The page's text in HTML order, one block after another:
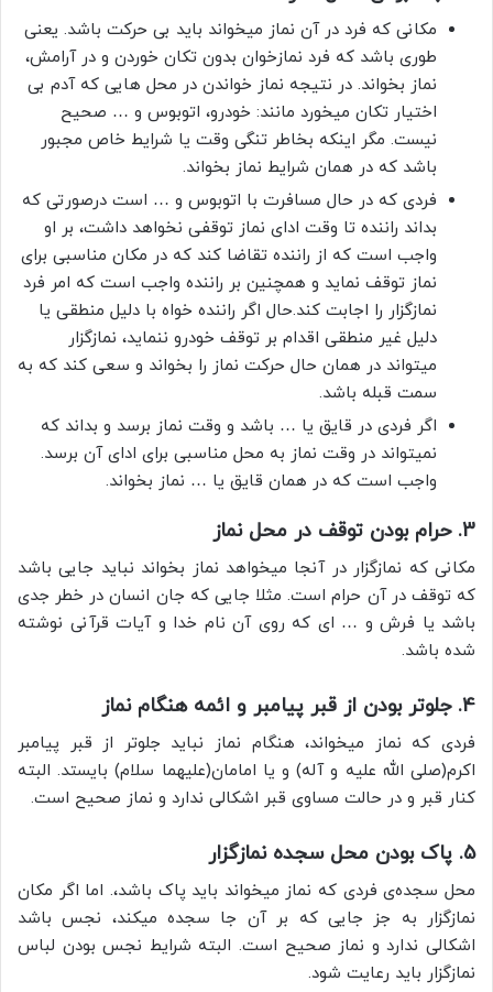
مکانی که فرد در آن نماز میخواند باید بی حرکت باشد. یعنی
طوری باشد که فرد نمازخوان بدون تکان خوردن و در آرامش،
نماز بخواند. در نتیجه نماز خواندن در محل هایی که آدم بی
اختیار تکان میخورد مانند: خودرو، اتوبوس و … صحیح
نیست. مگر اینکه بخاطر تنگی وقت یا شرایط خاص مجبور
باشد که در همان شرایط نماز بخواند.
فردی که در حال مسافرت با اتوبوس و … است درصورتی که
بداند راننده تا وقت ادای نماز توقفی نخواهد داشت، بر او
واجب است که از راننده تقاضا کند که در مکان مناسبی برای
نماز توقف نماید و همچنین بر راننده واجب است که امر فرد
نمازگزار را اجابت کند.حال اگر راننده خواه با دلیل منطقی یا
دلیل غیر منطقی اقدام بر توقف خودرو ننماید، نمازگزار
میتواند در همان حال حرکت نماز را بخواند و سعی کند که به
سمت قبله باشد.
اگر فردی در قایق یا … باشد و وقت نماز برسد و بداند که
نمیتواند در وقت نماز به محل مناسبی برای ادای آن برسد.
واجب است که در همان قایق یا … نماز بخواند.
3. حرام بودن توقف در محل نماز
مکانی که نمازگزار در آنجا میخواهد نماز بخواند نباید جایی باشد
که توقف در آن حرام است. مثلا جایی که جان انسان در خطر جدی
باشد یا فرش و … ای که روی آن نام خدا و آیات قرآنی نوشته
شده باشد.
4. جلوتر بودن از قبر پیامبر و ائمه هنگام نماز
فردی که نماز میخواند، هنگام نماز نباید جلوتر از قبر پیامبر
اکرم(صلی الله علیه و آله) و یا امامان(علیهما سلام) بایستد. البته
کنار قبر و در حالت مساوی قبر اشکالی ندارد و نماز صحیح است.
5. پاک بودن محل سجده نمازگزار
محل سجده‌ی فردی که نماز میخواند باید پاک باشد،. اما اگر مکان
نمازگزار به جز جایی که بر آن جا سجده میکند، نجس باشد
اشکالی ندارد و نماز صحیح است. البته شرایط نجس بودن لباس
نمازگزار باید رعایت شود.